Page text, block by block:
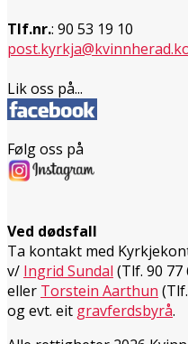
Tlf.nr.: 90 53 19 10
Lik oss på...
Følg oss på
Ved dødsfall
Ta kontakt med
v/ Ingrid Sundal (Tlf. 90 77
eller Torstein Aarthun
og evt. eit gravferdsbyrå.